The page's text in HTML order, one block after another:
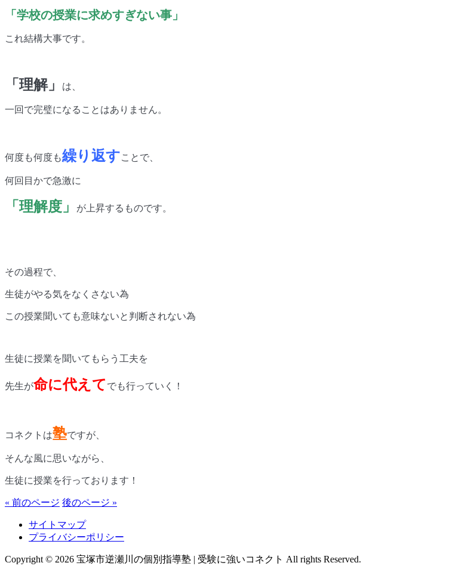
「学校の授業に求めすぎない事」
これ結構大事です。
「理解」 は、
一回で完璧になることはありません。
何度も何度も繰り返すことで、
何回目かで急激に
「理解度」 が上昇するものです。
その過程で、
生徒がやる気をなくさない為
この授業聞いても意味ないと判断されない為
生徒に授業を聞いてもらう工夫を
先生が命に代えて でも行っていく！
コネクトは塾ですが、
そんな風に思いながら、
生徒に授業を行っております！
« 前のページ 後のページ »
サイトマップ
プライバシーポリシー
Copyright © 2026 宝塚市逆瀬川の個別指導塾 | 受験に強いコネクト All rights Reserved.